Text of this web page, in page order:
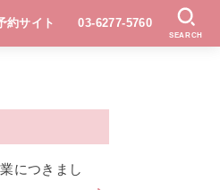
約サイト 03-6277-5760
SEARCH
につきまし